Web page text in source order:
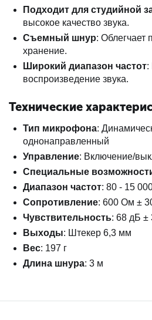
Подходит для студийной
высокое качество звука.
Съемный шнур: Облегчает
хранение.
Широкий диапазон частот:
воспроизведение звука.
Технические
Тип микрофона:
однонаправленный
Управление: Включение/
Специальные
Диапазон частот: 80 - 15
Сопротивление: 600 Ом ±
Чувствительность: 68 дБ ±
Выходы: Штекер 6,3 мм
Вес: 197 г
Длина шнура: 3 м